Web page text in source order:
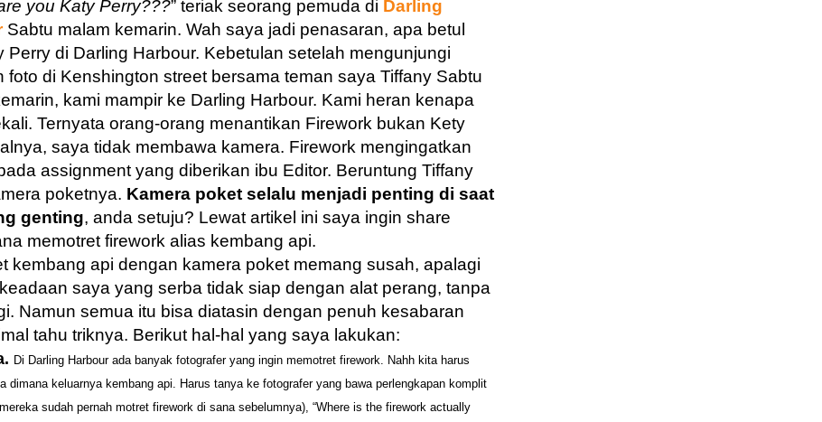
you Katy Perry???” teriak seorang pemuda di Darling
Sabtu malam kemarin. Wah saya jadi penasaran, apa betul
Perry di Darling Harbour. Kebetulan setelah mengunjungi
foto di Kenshington street bersama teman saya Tiffany Sabtu
kami mampir ke Darling Harbour. Kami heran kenapa
Ternyata orang-orang menantikan Firework bukan Kety
saya tidak membawa kamera. Firework mengingatkan
assignment yang diberikan ibu Editor. Beruntung Tiffany
poketnya. Kamera poket selalu menjadi penting di saat
genting, anda setuju? Lewat artikel ini saya ingin share
memotret firework alias kembang api.
kembang api dengan kamera poket memang susah, apalagi
saya yang serba tidak siap dengan alat perang, tanpa
Namun semua itu bisa diatasin dengan penuh kesabaran
tahu triknya. Berikut hal-hal yang saya lakukan:
Di Darling Harbour ada banyak fotografer yang ingin memotret firework. Nahh kita harus
dimana keluarnya kembang api. Harus tanya ke fotografer yang bawa perlengkapan komplit
sudah pernah motret firework di sana sebelumnya), “Where is the firework actually